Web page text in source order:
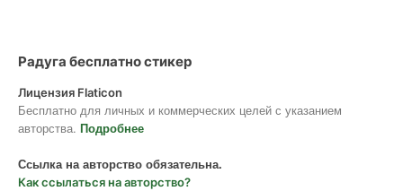
Радуга бесплатно стикер
Лицензия Flaticon
Бесплатно для личных и коммерческих целей с указанием
авторства. Подробнее
Ссылка на авторство обязательна.
Как ссылаться на авторство?